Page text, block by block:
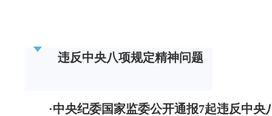
违反中央八项规定精神问题
·中央纪委国家监委公开通报7起违反中